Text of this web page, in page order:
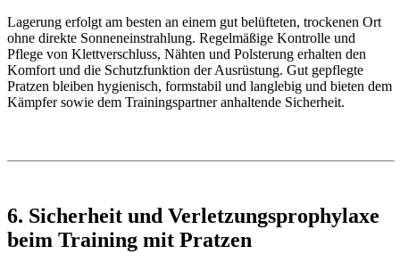
Lagerung erfolgt am besten an einem gut belüfteten, trockenen Ort
ohne direkte Sonneneinstrahlung. Regelmäßige Kontrolle und
Pflege von Klettverschluss, Nähten und Polsterung erhalten den
Komfort und die Schutzfunktion der Ausrüstung. Gut gepflegte
Pratzen bleiben hygienisch, formstabil und langlebig und bieten dem
Kämpfer sowie dem Trainingspartner anhaltende Sicherheit.
6. Sicherheit und Verletzungsprophylaxe
beim Training mit Pratzen